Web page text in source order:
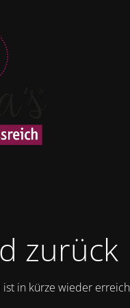
zurück
in kürze wieder